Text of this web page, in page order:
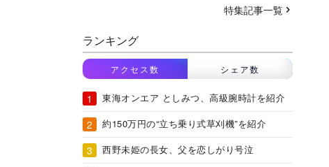
特集記事一覧
ランキング
アクセス数 シェア数
東海オンエア としみつ、高級腕時計を紹介
約150万円の“立ち乗り式草刈機”を紹介
西野未姫の長女、父を恋しがり号泣